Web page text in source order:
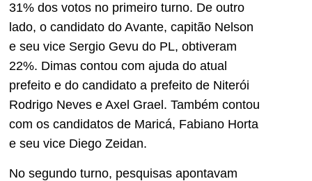
31% dos votos no primeiro turno. De outro
lado, o candidato do Avante, capitão Nelson
e seu vice Sergio Gevu do PL, obtiveram
22%. Dimas contou com ajuda do atual
prefeito e do candidato a prefeito de Niterói
Rodrigo Neves e Axel Grael. Também contou
com os candidatos de Maricá, Fabiano Horta
e seu vice Diego Zeidan.
No segundo turno, pesquisas apontavam